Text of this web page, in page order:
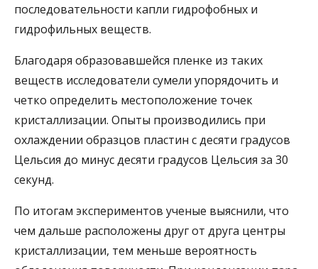
последовательности капли гидрофобных и
гидрофильных веществ.
Благодаря образовавшейся пленке из таких
веществ исследователи сумели упорядочить и
четко определить местоположение точек
кристаллизации. Опыты производились при
охлаждении образцов пластин с десяти градусов
Цельсия до минус десяти градусов Цельсия за 30
секунд.
По итогам экспериментов ученые выяснили, что
чем дальше расположены друг от друга центры
кристаллизации, тем меньше вероятность